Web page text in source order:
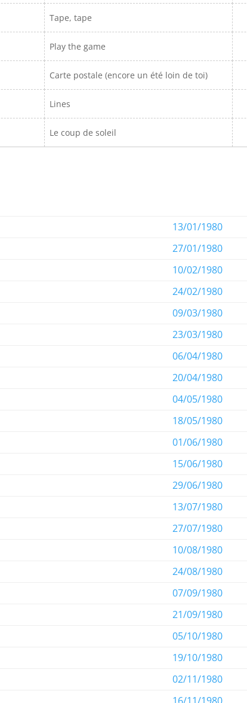
Tape, tape
Play the game
Carte postale (encore un été loin de toi)
Lines
Le coup de soleil
13/01/1980
27/01/1980
10/02/1980
24/02/1980
09/03/1980
23/03/1980
06/04/1980
20/04/1980
04/05/1980
18/05/1980
01/06/1980
15/06/1980
29/06/1980
13/07/1980
27/07/1980
10/08/1980
24/08/1980
07/09/1980
21/09/1980
05/10/1980
19/10/1980
02/11/1980